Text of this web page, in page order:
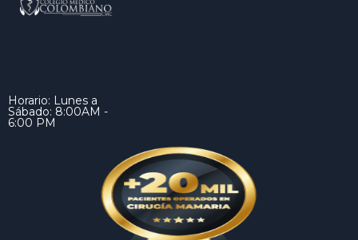
Horario: Lunes a
Sábado: 8:00AM -
6:00 PM